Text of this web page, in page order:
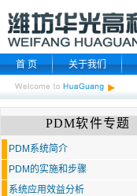
首 页 关于我们
PDM软件专题
PDM系统简介
PDM的实施和步骤
系统应用效益分析